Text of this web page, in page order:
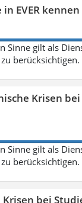
EVER
Sinne gilt als
berücksichtigen.
Krisen
Sinne gilt als
berücksichtigen.
bei